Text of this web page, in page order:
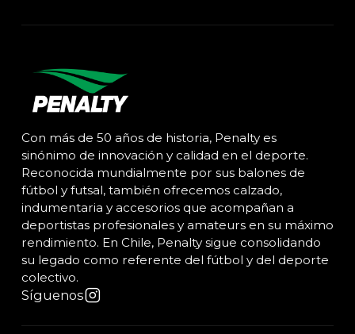
Con más de 50 años de historia, Penalty es
sinónimo de innovación y calidad en el deporte.
Reconocida mundialmente por sus balones de
fútbol y futsal, también ofrecemos calzado,
indumentaria y accesorios que acompañan a
deportistas profesionales y amateurs en su máximo
rendimiento. En Chile, Penalty sigue consolidando
su legado como referente del fútbol y del deporte
colectivo.
Síguenos